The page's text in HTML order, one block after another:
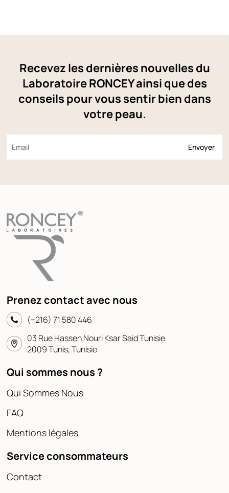
Recevez les dernières nouvelles du
Laboratoire RONCEY ainsi que des
conseils pour vous sentir bien dans
votre peau.
Prenez contact avec nous
(+216) 71 580 446
03 Rue Hassen Nouri Ksar Said Tunisie
2009 Tunis, Tunisie
Qui sommes nous ?
Qui Sommes Nous
FAQ
Mentions légales
Service consommateurs
Contact